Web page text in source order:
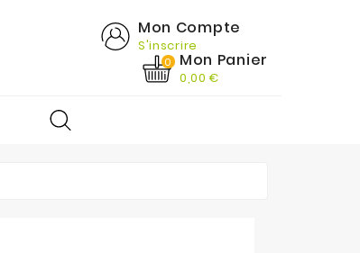
Mon Compte
S'inscrire
0 Mon Panier
0,00 €